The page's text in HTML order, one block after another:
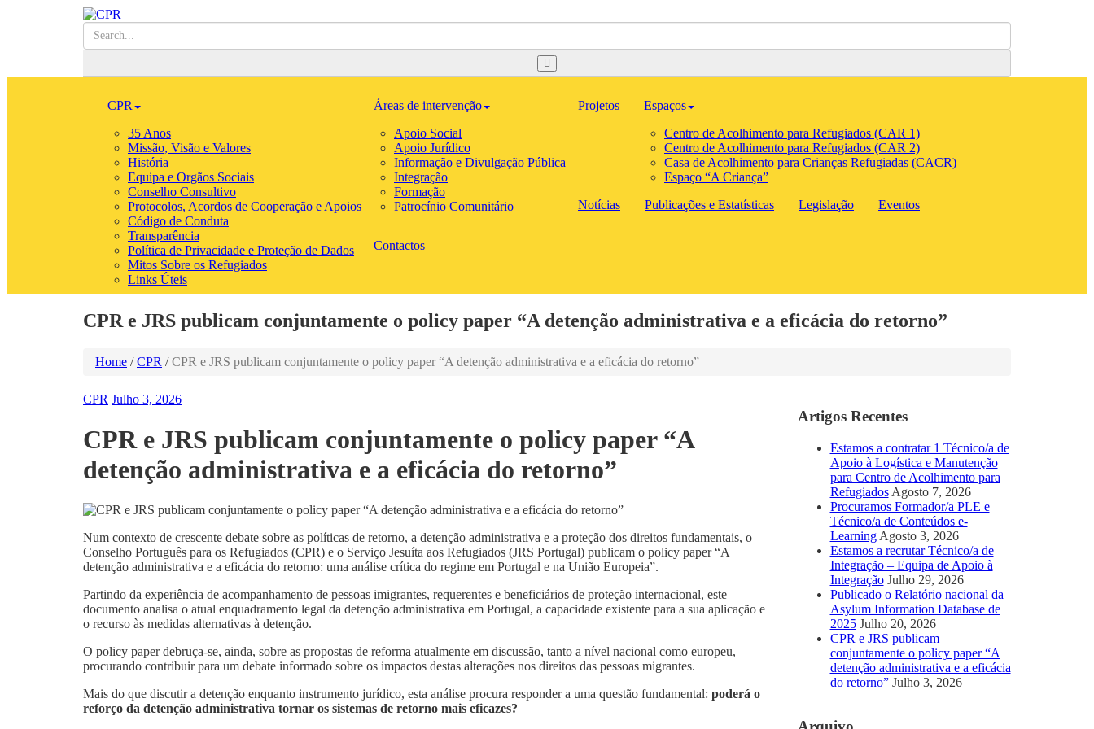
CPR
35 Anos
Missão, Visão e Valores
História
Equipa e Orgãos Sociais
Conselho Consultivo
Protocolos, Acordos de Cooperação e Apoios
Código de Conduta
Transparência
Política de Privacidade e Proteção de Dados
Mitos Sobre os Refugiados
Links Úteis
Áreas de intervenção
Apoio Social
Apoio Jurídico
Informação e Divulgação Pública
Integração
Formação
Patrocínio Comunitário
Projetos
Espaços
Centro de Acolhimento para Refugiados (CAR 1)
Centro de Acolhimento para Refugiados (CAR 2)
Casa de Acolhimento para Crianças Refugiadas (CACR)
Espaço “A Criança”
Notícias
Publicações e Estatísticas Legislação Eventos
Contactos
CPR e JRS publicam conjuntamente o policy paper “A detenção administrativa e a eficácia do retorno”
Home / CPR /CPR e JRS publicam conjuntamente o policy paper “A detenção administrativa e a eficácia do retorno”
CPR Julho 3, 2026
CPR e JRS publicam conjuntamente o policy paper “A
detenção administrativa e a eficácia do retorno”
Num contexto de crescente debate sobre as políticas de retorno, a detenção administrativa e a proteção dos direitos fundamentais, o
Conselho Português para os Refugiados (CPR) e o Serviço Jesuíta aos Refugiados (JRS Portugal) publicam o policy paper “A
detenção administrativa e a eficácia do retorno: uma análise crítica do regime em Portugal e na União Europeia”.
Partindo da experiência de acompanhamento de pessoas imigrantes, requerentes e beneficiários de proteção internacional, este
documento analisa o atual enquadramento legal da detenção administrativa em Portugal, a capacidade existente para a sua aplicação e
o recurso às medidas alternativas à detenção.
O policy paper debruça-se, ainda, sobre as propostas de reforma atualmente em discussão, tanto a nível nacional como europeu,
procurando contribuir para um debate informado sobre os impactos destas alterações nos direitos das pessoas migrantes.
Mais do que discutir a detenção enquanto instrumento jurídico, esta análise procura responder a uma questão fundamental: poderá o
reforço da detenção administrativa tornar os sistemas de retorno mais eficazes?
Artigos Recentes
Estamos a contratar 1 Técnico/a de
Apoio à Logística e Manutenção
para Centro de Acolhimento para
Refugiados Agosto 7, 2026
Procuramos Formador/a PLE e
Técnico/a de Conteúdos e-
Learning Agosto 3, 2026
Estamos a recrutar Técnico/a de
Integração – Equipa de Apoio à
Integração Julho 29, 2026
Publicado o Relatório nacional da
Asylum Information Database de
2025 Julho 20, 2026
CPR e JRS publicam
conjuntamente o policy paper “A
detenção administrativa e a eficácia
do retorno” Julho 3, 2026